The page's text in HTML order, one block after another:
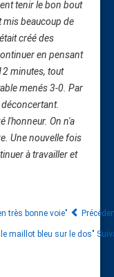
tenir le bon bout
mis beaucoup de
créé des
en pensant
minutes, tout
menés 3-0. Par
l'honneur. On n'a
Une nouvelle fois
à travailler et
très bonne voie"
maillot bleu sur le dos"